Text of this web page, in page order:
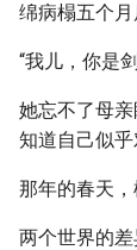
绵病榻五个月
“我儿，你是
她忘不了母
知道自己似乎
那年的春天，
两个世界的